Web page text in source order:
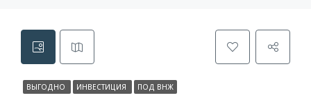
ВЫГОДНО ИНВЕСТИЦИЯ ПОД ВНЖ